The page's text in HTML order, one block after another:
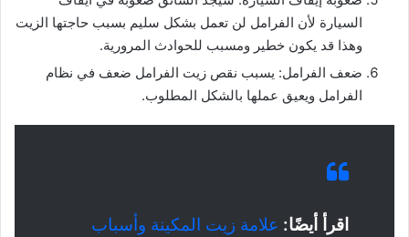
السيارة لأن الفرامل لن تعمل بشكل سليم بسبب حاجتها الزيت
وهذا قد يكون خطير ومسبب للحوادث المرورية.
ضعف الفرامل: يسبب نقص زيت الفرامل ضعف في نظام
الفرامل ويعيق عملها بالشكل المطلوب.
اقرأ أيضًا: علامة زيت المكينة وأسباب